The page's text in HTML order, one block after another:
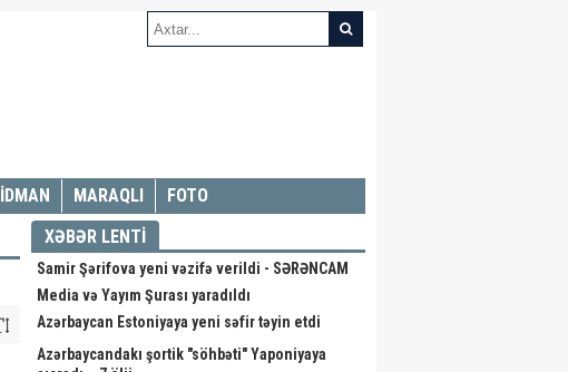
İDMAN MARAQLI FOTO
XƏBƏR LENTİ
Samir Şərifova yeni vəzifə verildi - SƏRƏNCAM
Media və Yayım Şurası yaradıldı
Azərbaycan Estoniyaya yeni səfir təyin etdi
Azərbaycandakı şortik "söhbəti" Yaponiyaya